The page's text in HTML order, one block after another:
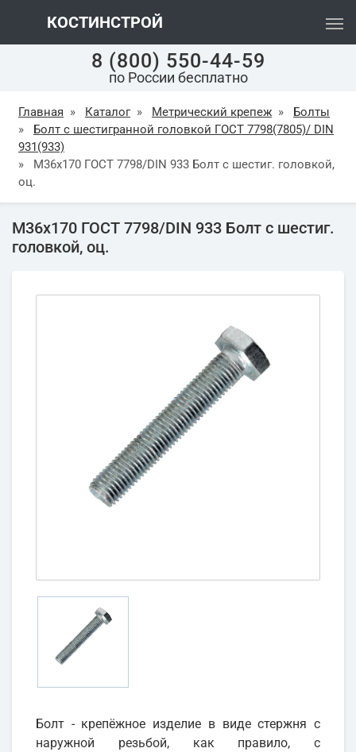
КОСТИНСТРОЙ
8 (800) 550-44-59
по России бесплатно
Главная » Каталог » Метрический крепеж »
Болты
»
Болт с шестигранной головкой ГОСТ 7798(7805)/ DIN
931(933)
»
М36х170 ГОСТ 7798/DIN 933 Болт с шестиг. головкой,
оц.
М36х170 ГОСТ 7798/DIN 933 Болт с шестиг.
головкой, оц.
Болт - крепёжное изделие в виде стержня с
наружной резьбой, как правило, с